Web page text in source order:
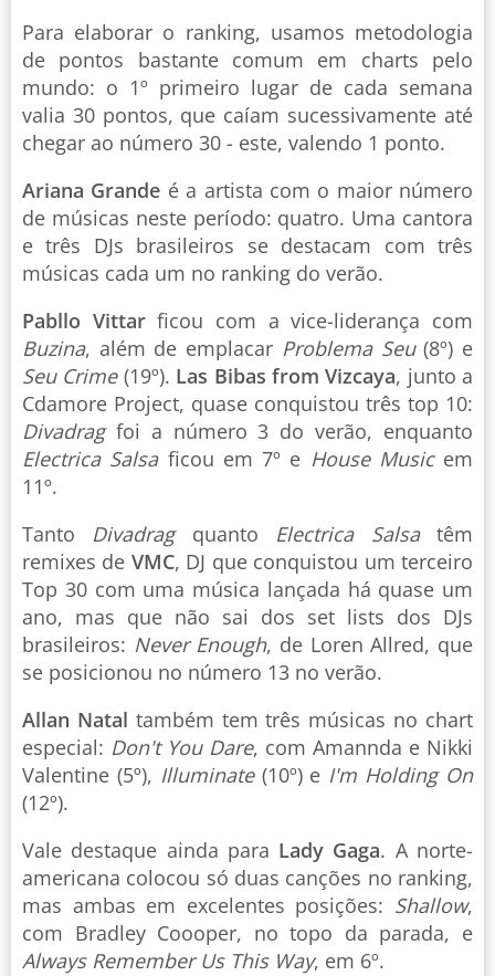
Para elaborar o ranking, usamos metodologia
de pontos bastante comum em charts pelo
mundo: o 1º primeiro lugar de cada semana
valia 30 pontos, que caíam sucessivamente até
chegar ao número 30 - este, valendo 1 ponto.
Ariana Grande é a artista com o maior número
de músicas neste período: quatro. Uma cantora
e três DJs brasileiros se destacam com três
músicas cada um no ranking do verão.
Pabllo Vittarficou com a vice-liderança com
Buzina, além de emplacar Problema Seu(8º) e
Seu Crime(19º). Las Bibas from Vizcaya, junto a
Cdamore Project, quase conquistou três top 10:
Divadragfoi a número 3 do verão, enquanto
Electrica Salsaficou em 7º e House Musicem
11º.
Tanto Divadragquanto Electrica Salsatêm
remixes de VMC, DJ que conquistou um terceiro
Top 30 com uma música lançada há quase um
ano, mas que não sai dos set lists dos DJs
brasileiros: Never Enough, de Loren Allred, que
se posicionou no número 13 no verão.
Allan Natal também tem três músicas no chart
especial: Don't You Dare, com Amannda e Nikki
Valentine (5º), Illuminate(10º) e I'm Holding On
(12º).
Vale destaque ainda para Lady Gaga. A norte-
americana colocou só duas canções no ranking,
mas ambas em excelentes posições: Shallow,
com Bradley Coooper, no topo da parada, e
Always Remember Us This Way, em 6º.